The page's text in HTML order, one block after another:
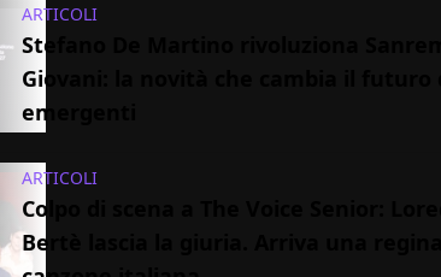
ARTICOLI
Stefano De Martino rivoluziona
Giovani: la novità che cambia il futuro
emergenti
ARTICOLI
Colpo di scena a The Voice Senior:
Bertè lascia la giuria. Arriva una regina